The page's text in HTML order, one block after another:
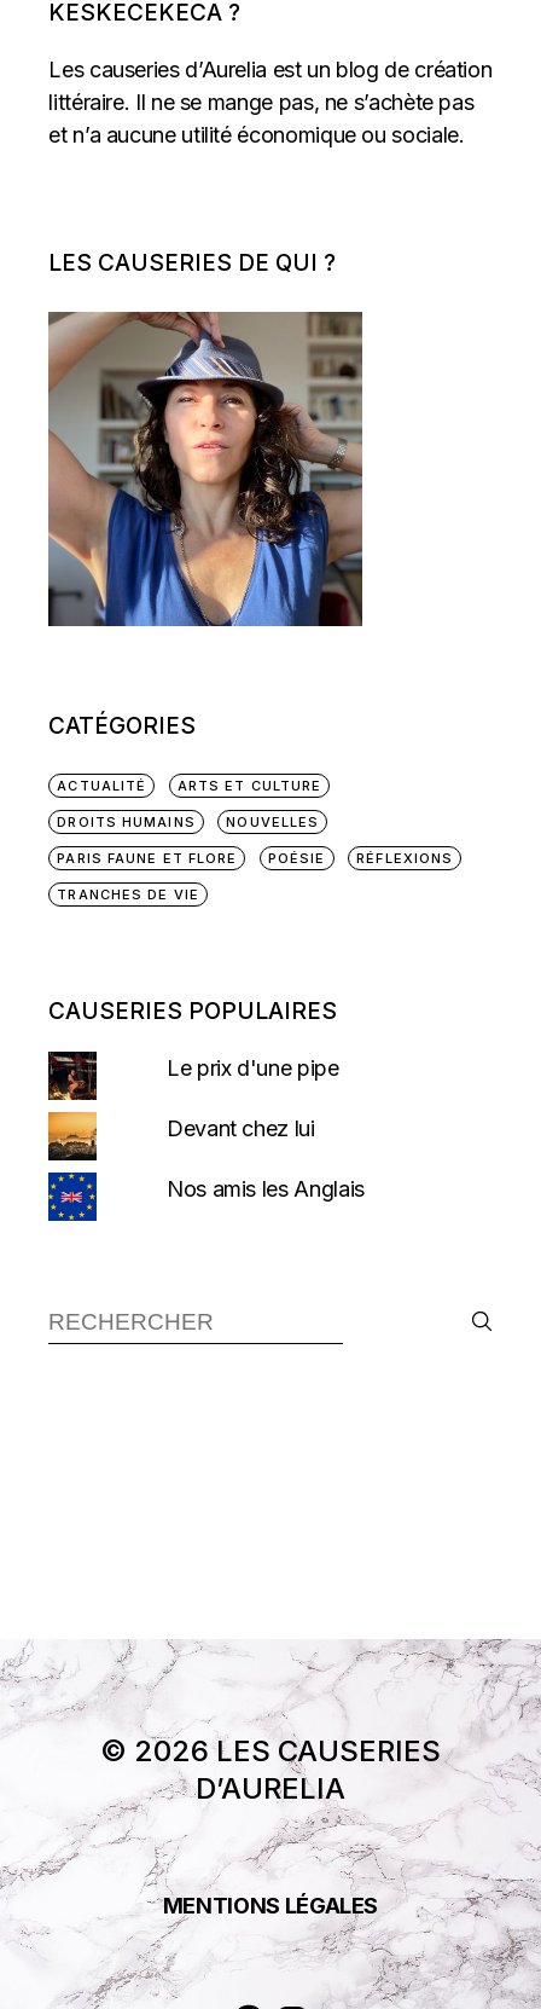
KESKECEKECA ?
Les causeries d’Aurelia est un blog de création
littéraire. Il ne se mange pas, ne s’achète pas
et n’a aucune utilité économique ou sociale.
LES CAUSERIES DE QUI ?
CATÉGORIES
ACTUALITÉ ARTS ET CULTURE
DROITS HUMAINS NOUVELLES
PARIS FAUNE ET FLORE POÉSIE RÉFLEXIONS
TRANCHES DE VIE
CAUSERIES POPULAIRES
Le prix d'une pipe
Devant chez lui
Nos amis les Anglais
Recherche :
© 2026 LES CAUSERIES
D’AURELIA
MENTIONS LÉGALES